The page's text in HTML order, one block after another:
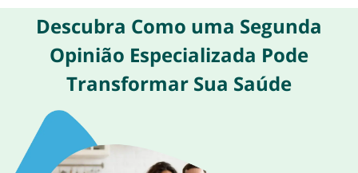
Descubra Como uma Segunda
Opinião Especializada Pode
Transformar Sua Saúde